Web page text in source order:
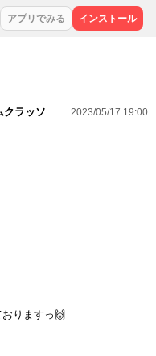
アプリでみる インストール
クラッソ 2023/05/17 19:00
りますっ🙌